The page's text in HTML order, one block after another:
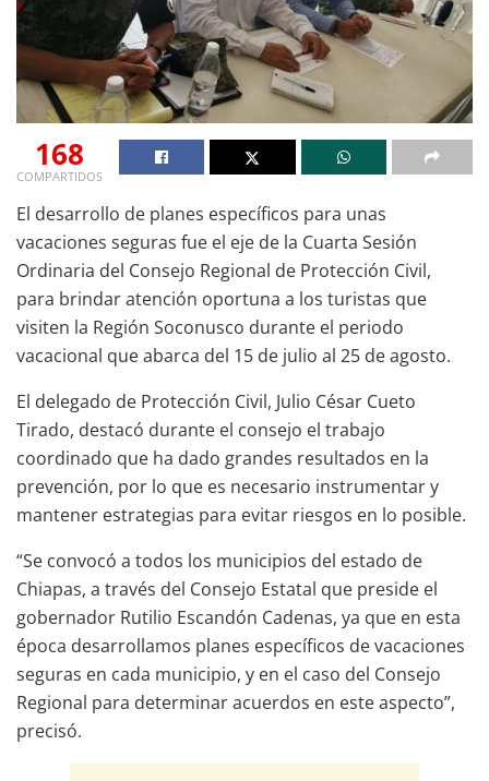
168
COMPARTIDOS
El desarrollo de planes específicos para unas
vacaciones seguras fue el eje de la Cuarta Sesión
Ordinaria del Consejo Regional de Protección Civil,
para brindar atención oportuna a los turistas que
visiten la Región Soconusco durante el periodo
vacacional que abarca del 15 de julio al 25 de agosto.
El delegado de Protección Civil, Julio César Cueto
Tirado, destacó durante el consejo el trabajo
coordinado que ha dado grandes resultados en la
prevención, por lo que es necesario instrumentar y
mantener estrategias para evitar riesgos en lo posible.
“Se convocó a todos los municipios del estado de
Chiapas, a través del Consejo Estatal que preside el
gobernador Rutilio Escandón Cadenas, ya que en esta
época desarrollamos planes específicos de vacaciones
seguras en cada municipio, y en el caso del Consejo
Regional para determinar acuerdos en este aspecto”,
precisó.